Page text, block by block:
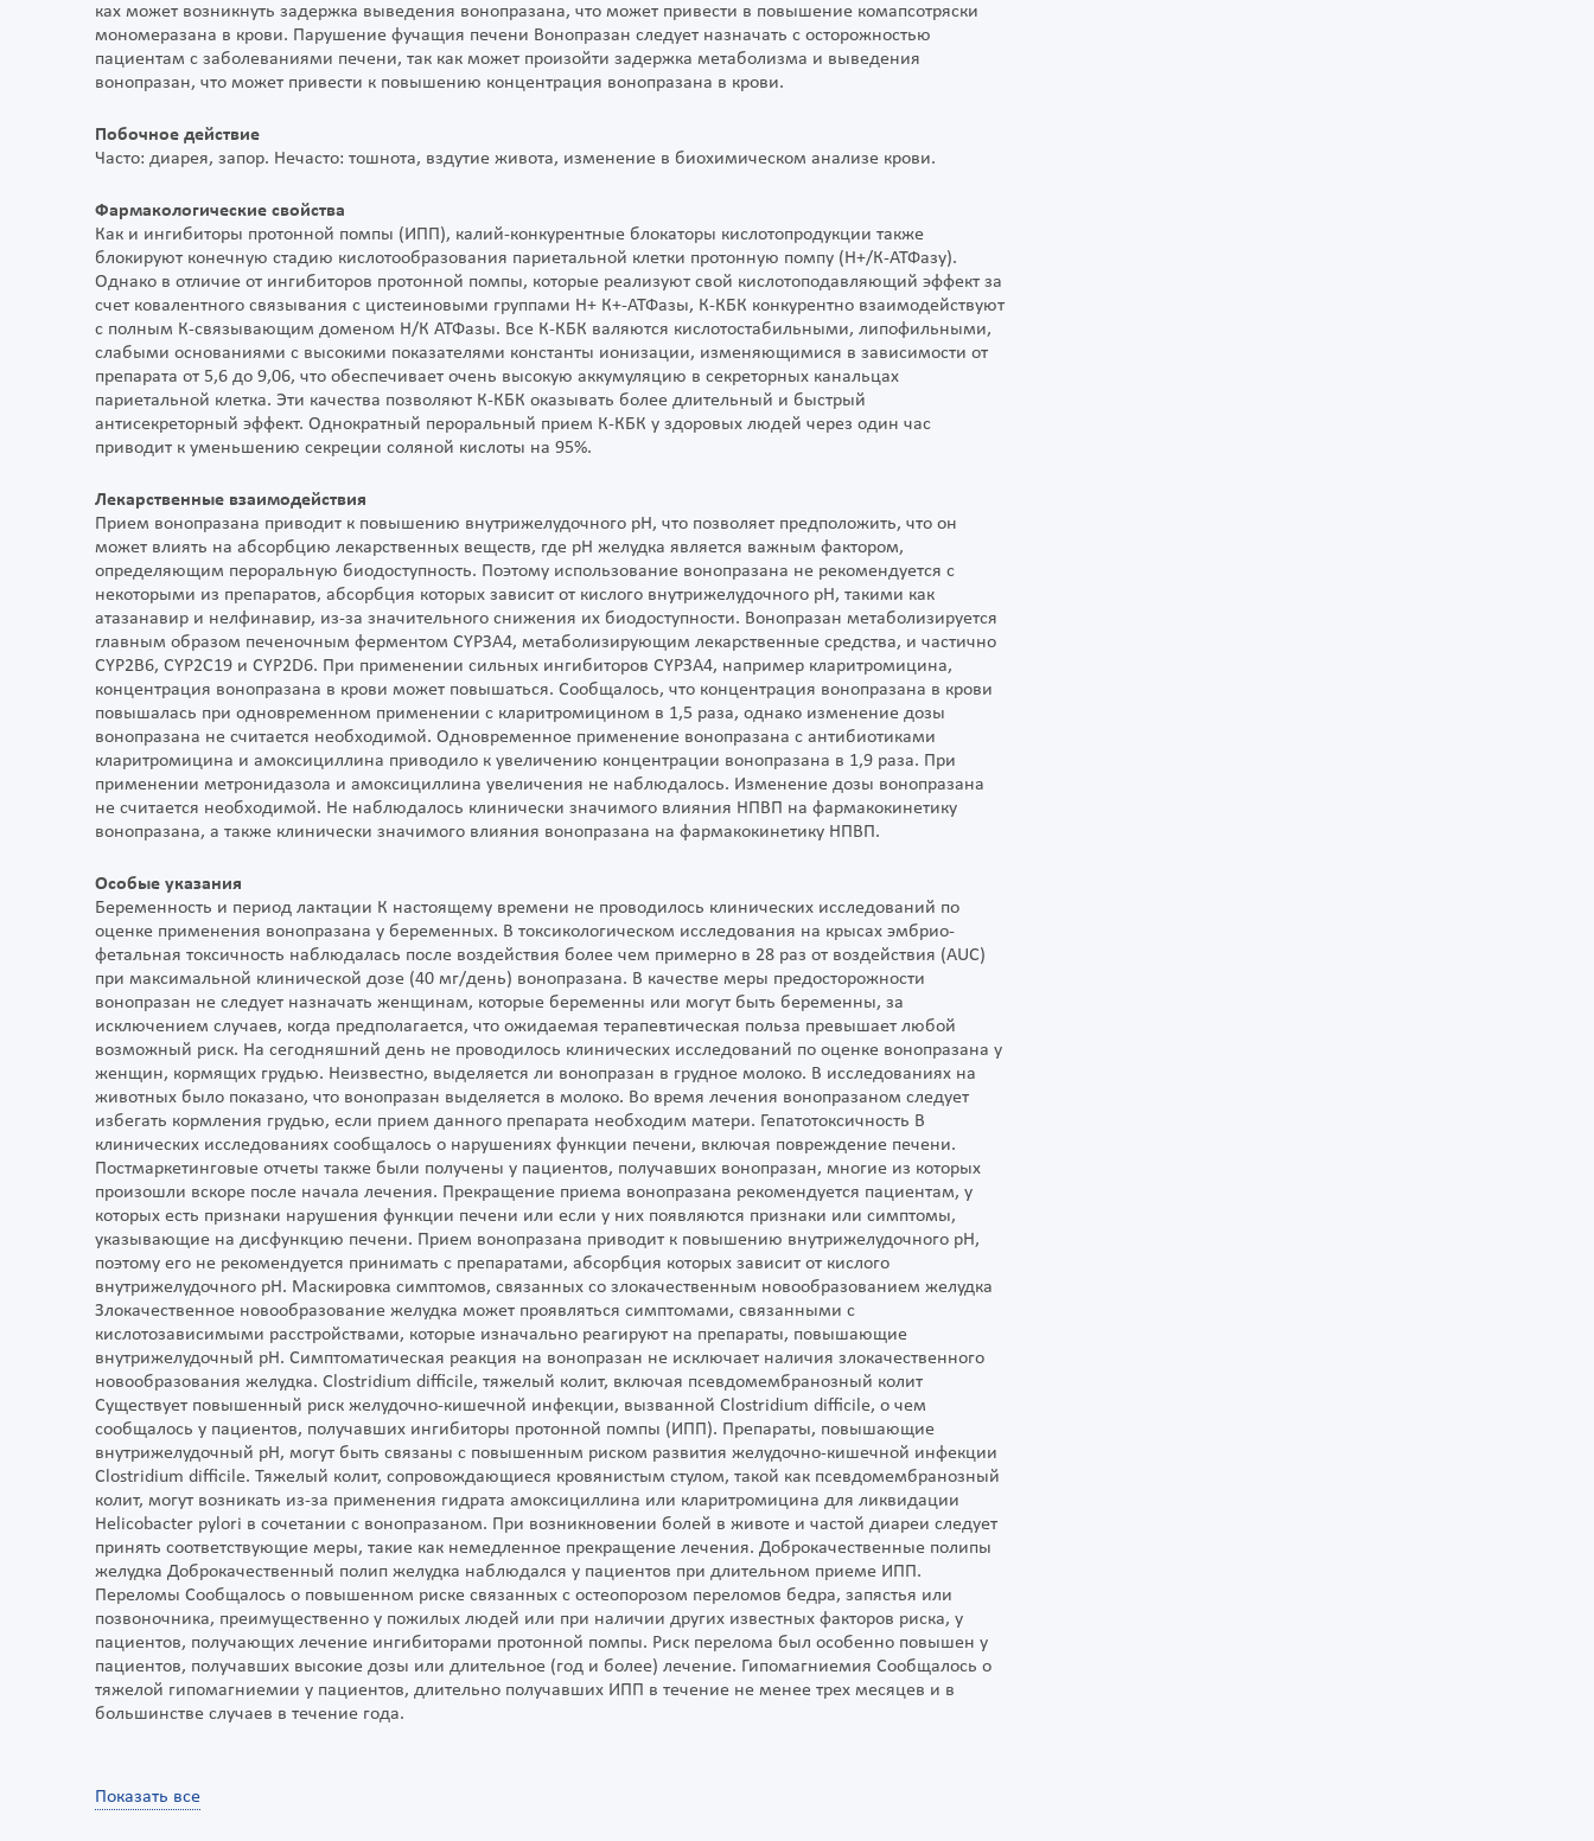
ках может возникнуть задержка выведения вонопразана, что может привести в повышение комапсотряски
мономеразана в крови. Парушение фучащия печени Вонопразан следует назначать с осторожностью
пациентам с заболеваниями печени, так как может произойти задержка метаболизма и выведения
вонопразан, что может привести к повышению концентрация вонопразана в крови.
Побочное действие
Часто: диарея, запор. Нечасто: тошнота, вздутие живота, изменение в биохимическом анализе крови.
Фармакологические свойства
Как и ингибиторы протонной помпы (ИПП), калий-конкурентные блокаторы кислотопродукции также
блокируют конечную стадию кислотообразования париетальной клетки протонную помпу (Н+/К-АТФазу).
Однако в отличие от ингибиторов протонной помпы, которые реализуют свой кислотоподавляющий эффект за
счет ковалентного связывания с цистеиновыми группами Н+ К+-АТФазы, К-КБК конкурентно взаимодействуют
с полным К-связывающим доменом Н/К АТФазы. Все К-КБК валяются кислотостабильными, липофильными,
слабыми основаниями с высокими показателями константы ионизации, изменяющимися в зависимости от
препарата от 5,6 до 9,06, что обеспечивает очень высокую аккумуляцию в секреторных канальцах
париетальной клетка. Эти качества позволяют К-КБК оказывать более длительный и быстрый
антисекреторный эффект. Однократный пероральный прием К-КБК у здоровых людей через один час
приводит к уменьшению секреции соляной кислоты на 95%.
Лекарственные взаимодействия
Прием вонопразана приводит к повышению внутрижелудочного рН, что позволяет предположить, что он
может влиять на абсорбцию лекарственных веществ, где рН желудка является важным фактором,
определяющим пероральную биодоступность. Поэтому использование вонопразана не рекомендуется с
некоторыми из препаратов, абсорбция которых зависит от кислого внутрижелудочного рН, такими как
атазанавир и нелфинавир, из-за значительного снижения их биодоступности. Вонопразан метаболизируется
главным образом печеночным ферментом СҮРЗА4, метаболизирующим лекарственные средства, и частично
СҮР2В6, СҮР2С19 и CYP2D6. При применении сильных ингибиторов СҮРЗА4, например кларитромицина,
концентрация вонопразана в крови может повышаться. Сообщалось, что концентрация вонопразана в крови
повышалась при одновременном применении с кларитромицином в 1,5 раза, однако изменение дозы
вонопразана не считается необходимой. Одновременное применение вонопразана с антибиотиками
кларитромицина и амоксициллина приводило к увеличению концентрации вонопразана в 1,9 раза. При
применении метронидазола и амоксициллина увеличения не наблюдалось. Изменение дозы вонопразана
не считается необходимой. Не наблюдалось клинически значимого влияния НПВП на фармакокинетику
вонопразана, а также клинически значимого влияния вонопразана на фармакокинетику НПВП.
Особые указания
Беременность и период лактации К настоящему времени не проводилось клинических исследований по
оценке применения вонопразана у беременных. В токсикологическом исследования на крысах эмбрио-
фетальная токсичность наблюдалась после воздействия более чем примерно в 28 раз от воздействия (AUC)
при максимальной клинической дозе (40 мг/день) вонопразана. В качестве меры предосторожности
вонопразан не следует назначать женщинам, которые беременны или могут быть беременны, за
исключением случаев, когда предполагается, что ожидаемая терапевтическая польза превышает любой
возможный риск. На сегодняшний день не проводилось клинических исследований по оценке вонопразана у
женщин, кормящих грудью. Неизвестно, выделяется ли вонопразан в грудное молоко. В исследованиях на
животных было показано, что вонопразан выделяется в молоко. Во время лечения вонопразаном следует
избегать кормления грудью, если прием данного препарата необходим матери. Гепатотоксичность В
клинических исследованиях сообщалось о нарушениях функции печени, включая повреждение печени.
Постмаркетинговые отчеты также были получены у пациентов, получавших вонопразан, многие из которых
произошли вскоре после начала лечения. Прекращение приема вонопразана рекомендуется пациентам, у
которых есть признаки нарушения функции печени или если у них появляются признаки или симптомы,
указывающие на дисфункцию печени. Прием вонопразана приводит к повышению внутрижелудочного рН,
поэтому его не рекомендуется принимать с препаратами, абсорбция которых зависит от кислого
внутрижелудочного рН. Маскировка симптомов, связанных со злокачественным новообразованием желудка
Злокачественное новообразование желудка может проявляться симптомами, связанными с
кислотозависимыми расстройствами, которые изначально реагируют на препараты, повышающие
внутрижелудочный рН. Симптоматическая реакция на вонопразан не исключает наличия злокачественного
новообразования желудка. Clostridium difficile, тяжелый колит, включая псевдомембранозный колит
Существует повышенный риск желудочно-кишечной инфекции, вызванной Clostridium difficile, о чем
сообщалось у пациентов, получавших ингибиторы протонной помпы (ИПП). Препараты, повышающие
внутрижелудочный рН, могут быть связаны с повышенным риском развития желудочно-кишечной инфекции
Clostridium difficile. Тяжелый колит, сопровождающиеся кровянистым стулом, такой как псевдомембранозный
колит, могут возникать из-за применения гидрата амоксициллина или кларитромицина для ликвидации
Helicobacter pylori в сочетании с вонопразаном. При возникновении болей в животе и частой диареи следует
принять соответствующие меры, такие как немедленное прекращение лечения. Доброкачественные полипы
желудка Доброкачественный полип желудка наблюдался у пациентов при длительном приеме ИПП.
Переломы Сообщалось о повышенном риске связанных с остеопорозом переломов бедра, запястья или
позвоночника, преимущественно у пожилых людей или при наличии других известных факторов риска, у
пациентов, получающих лечение ингибиторами протонной помпы. Риск перелома был особенно повышен у
пациентов, получавших высокие дозы или длительное (год и более) лечение. Гипомагниемия Сообщалось о
тяжелой гипомагниемии у пациентов, длительно получавших ИПП в течение не менее трех месяцев и в
большинстве случаев в течение года.
Показать все